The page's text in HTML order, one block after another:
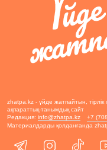
zhatpa.kz - үйде жатпайтын,
ақпараттық-танымдық сайт
Редакция: info@zhatpa.kz
+7
Материалдарды қолданғанда